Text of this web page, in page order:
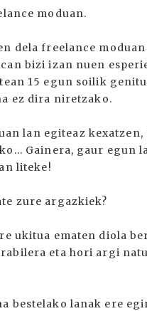
moduan.
dela freelance
bizi izan nuen
15 egun soilik
ez dira niretzako.
lan egiteaz
Gainera, gaur egun
liteke!
zure argazkiek?
ukitua ematen diola
eta hori argi
bestelako lanak ere